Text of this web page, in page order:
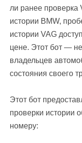
ли ранее проверка
истории BMW,
истории VAG
цене. Этот бот —
владельцев
состояния своего
Этот бот
проверки истории
номеру: